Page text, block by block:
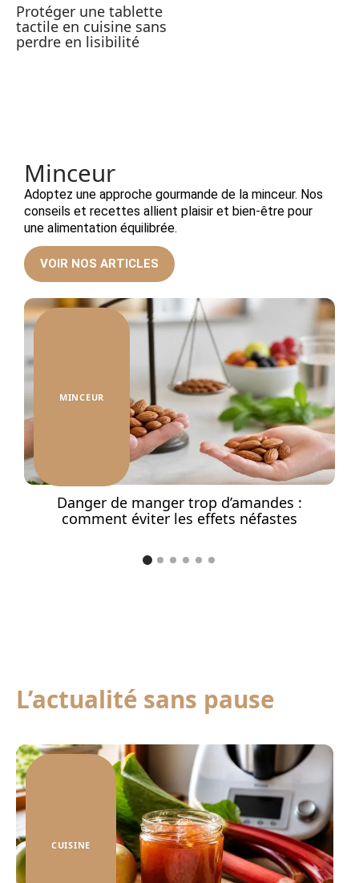
Protéger une tablette
tactile en cuisine sans
perdre en lisibilité
Minceur
Adoptez une approche gourmande de la minceur. Nos
conseils et recettes allient plaisir et bien-être pour
une alimentation équilibrée.
VOIR NOS ARTICLES
MINCEUR
Danger de manger trop d’amandes :
comment éviter les effets néfastes
L’actualité sans pause
CUISINE